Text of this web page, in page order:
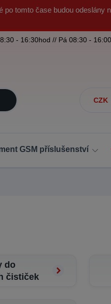
tomto čase budou odeslány
CZK
- 16:30hod // Pá 08:30 -
GSM příslušenství
do
čističek